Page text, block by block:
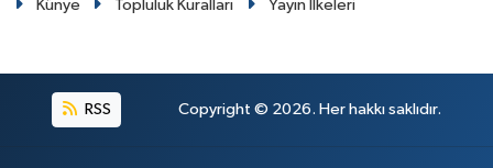
Künye
Topluluk Kuralları Yayın İlkeleri
RSS Copyright © 2026. Her hakkı saklıdır.